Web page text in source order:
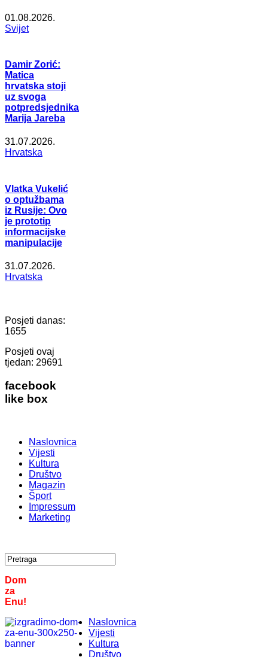
01.08.2026.
Svijet
Damir Zorić:
Matica
hrvatska stoji
uz svoga
potpredsjednika
Marija Jareba
31.07.2026.
Hrvatska
Vlatka Vukelić
o optužbama
iz Rusije: Ovo
je prototip
informacijske
manipulacije
31.07.2026.
Hrvatska
Posjeti danas:
1655
Posjeti ovaj
tjedan: 29691
facebook
like box
Naslovnica
Vijesti
Kultura
Društvo
Magazin
Šport
Impressum
Marketing
Dom
za
Enu!
Naslovnica
Vijesti
Kultura
Društvo